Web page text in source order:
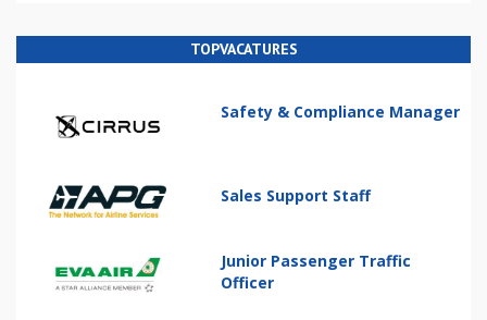
TOPVACATURES
Safety & Compliance Manager
Sales Support Staff
Junior Passenger Traffic
Officer